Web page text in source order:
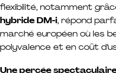
flexibilité, notamment
hybride DM-i, répond
marché européen où les
polyvalence et en coût
Une percée